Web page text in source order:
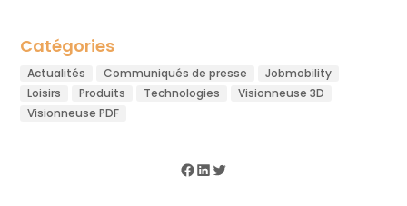
Catégories
Actualités Communiqués de presse
Jobmobility
Loisirs
Produits Technologies
Visionneuse 3D
Visionneuse PDF
Facebook
LinkedIn
Twitter